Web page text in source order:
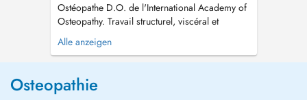
Ostéopathe D.O. de l'International Academy of
Osteopathy. Travail structurel, viscéral et
crânien Spécialisé en ostéopathie pédiatrique
et en manipulation structurelle tissulaire...
Alle anzeigen
Osteopathie